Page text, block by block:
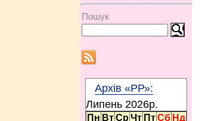
Пошук
Архів «РР»:
Липень 2026p.
Пн Вт Ср Чт Пт Сб Нд